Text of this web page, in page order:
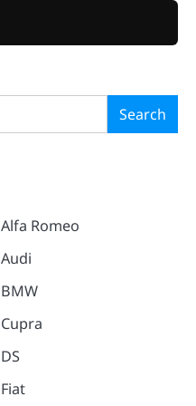
Search
Alfa Romeo
Audi
BMW
Cupra
DS
Fiat